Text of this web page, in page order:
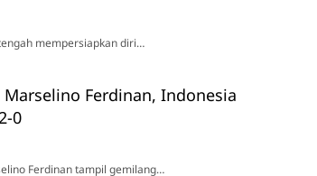
mempersiapkan diri…
Ferdinan, Indonesia
0
Ferdinan tampil gemilang…